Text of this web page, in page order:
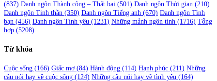
(837) Danh ngôn Thành công – Thất bại (501) Danh ngôn Thời gian (210)
Danh ngôn Tinh thần (350) Danh ngôn Tiếng anh (670) Danh ngôn Tình
bạn (456) Danh ngôn Tình yêu (1231) Những mảnh ngôn tình (1716) Tổng
hợp (5208)
Từ khóa
Cuộc sống (166) Giấc mơ(84) Hành động (114) Hạnh phúc (211) Những
câu nói hay về cuộc sống (124) Những câu nói hay về tình yêu (164)